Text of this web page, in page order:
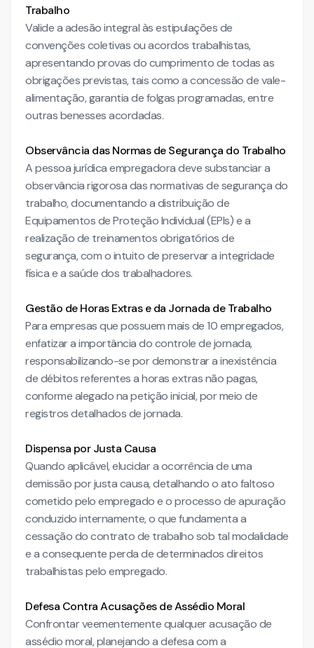
Trabalho
Valide a adesão integral às estipulações de
convenções coletivas ou acordos trabalhistas,
apresentando provas do cumprimento de todas as
obrigações previstas, tais como a concessão de vale-
alimentação, garantia de folgas programadas, entre
outras benesses acordadas.
Observância das Normas de Segurança do Trabalho
A pessoa jurídica empregadora deve substanciar a
observância rigorosa das normativas de segurança do
trabalho, documentando a distribuição de
Equipamentos de Proteção Individual (EPIs) e a
realização de treinamentos obrigatórios de
segurança, com o intuito de preservar a integridade
física e a saúde dos trabalhadores.
Gestão de Horas Extras e da Jornada de Trabalho
Para empresas que possuem mais de 10 empregados,
enfatizar a importância do controle de jornada,
responsabilizando-se por demonstrar a inexistência
de débitos referentes a horas extras não pagas,
conforme alegado na petição inicial, por meio de
registros detalhados de jornada.
Dispensa por Justa Causa
Quando aplicável, elucidar a ocorrência de uma
demissão por justa causa, detalhando o ato faltoso
cometido pelo empregado e o processo de apuração
conduzido internamente, o que fundamenta a
cessação do contrato de trabalho sob tal modalidade
e a consequente perda de determinados direitos
trabalhistas pelo empregado.
Defesa Contra Acusações de Assédio Moral
Confrontar veementemente qualquer acusação de
assédio moral, planejando a defesa com a